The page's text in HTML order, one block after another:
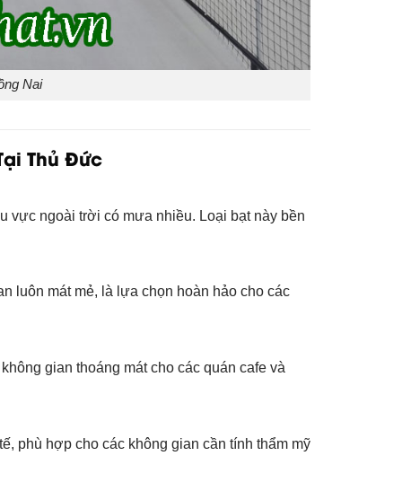
Nai
Thủ Đức
vực ngoài trời có mưa nhiều. Loại bạt này bền
luôn mát mẻ, là lựa chọn hoàn hảo cho các
gian thoáng mát cho các quán cafe và
phù hợp cho các không gian cần tính thẩm mỹ